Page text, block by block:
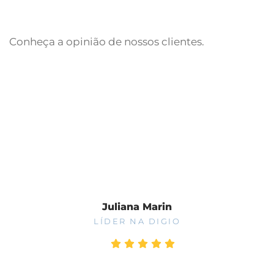
Conheça a opinião de nossos clientes.
Juliana Marin
LÍDER NA DIGIO